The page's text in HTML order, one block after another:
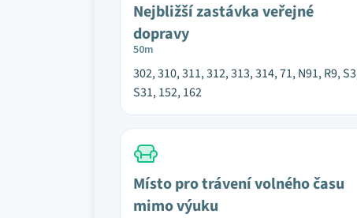
Nejbližší zastávka veřejné
dopravy
50m
302, 310, 311, 312, 313, 314, 71, N91, R9,
S31, 152, 162
Místo pro trávení volného času
mimo výuku